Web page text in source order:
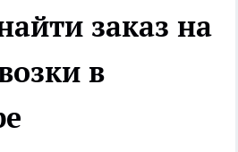
заказ на
в